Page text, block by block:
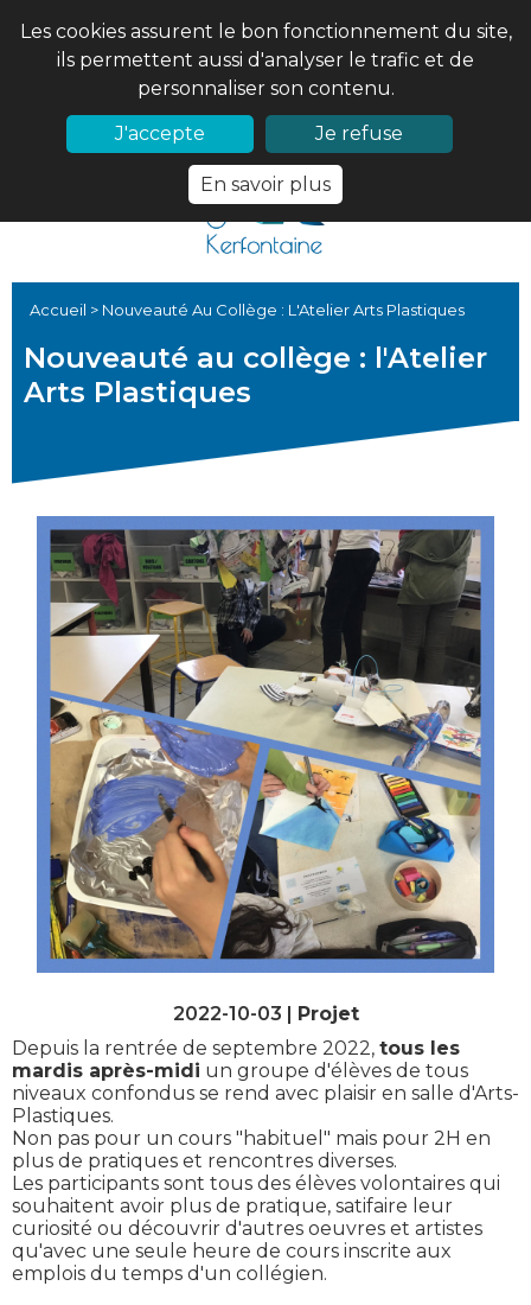
Les cookies assurent le bon fonctionnement du site,
ils permettent aussi d'analyser le trafic et de
personnaliser son contenu.
J'accepte
Je refuse
En savoir plus
02 97 56 61 18
Accueil > Nouveauté Au Collège : L'Atelier Arts Plastiques
Nouveauté au collège : l'Atelier
Arts Plastiques
2022-10-03 | Projet
Depuis la rentrée de septembre 2022, tous les
mardis après-midi un groupe d'élèves de tous
niveaux confondus se rend avec plaisir en salle d'Arts-
Plastiques.
Non pas pour un cours "habituel" mais pour 2H en
plus de pratiques et rencontres diverses.
Les participants sont tous des élèves volontaires qui
souhaitent avoir plus de pratique, satifaire leur
curiosité ou découvrir d'autres oeuvres et artistes
qu'avec une seule heure de cours inscrite aux
emplois du temps d'un collégien.